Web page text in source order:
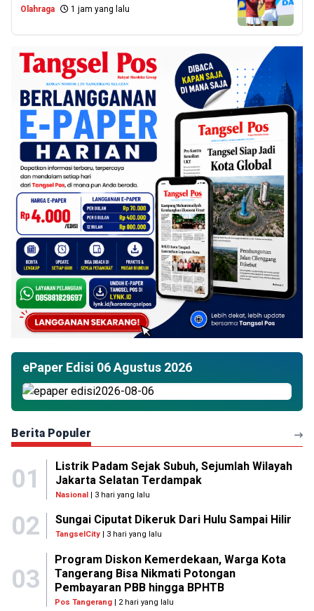
Olahraga 1 jam yang lalu
ePaper Edisi 06 Agustus 2026
Berita Populer
01
Listrik Padam Sejak Subuh, Sejumlah Wilayah
Jakarta Selatan Terdampak
Nasional| 3 hari yang lalu
02 Sungai Ciputat Dikeruk Dari Hulu Sampai Hilir
TangselCity | 3 hari yang lalu
03
Program Diskon Kemerdekaan, Warga Kota
Tangerang Bisa Nikmati Potongan
Pembayaran PBB hingga BPHTB
Pos Tangerang | 2 hari yang lalu